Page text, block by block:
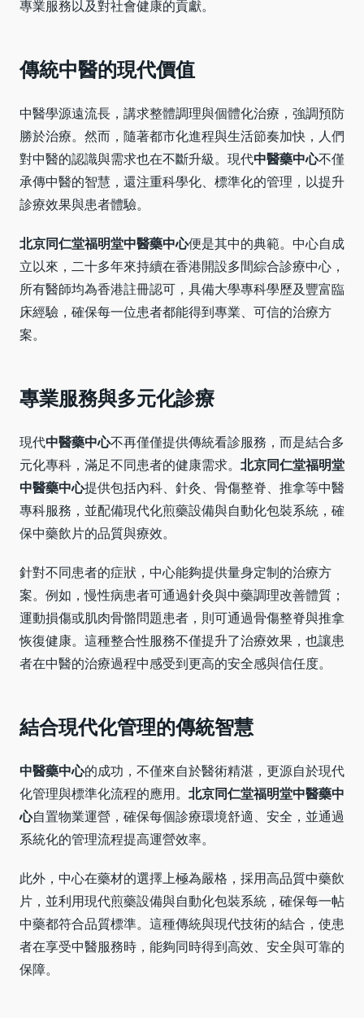
專業服務以及對社會健康的貢獻。
傳統中醫的現代價值
中醫學源遠流長，講求整體調理與個體化治療，強調預防
勝於治療。然而，隨著都市化進程與生活節奏加快，人們
對中醫的認識與需求也在不斷升級。現代中醫藥中心不僅
承傳中醫的智慧，還注重科學化、標準化的管理，以提升
診療效果與患者體驗。
北京同仁堂福明堂中醫藥中心便是其中的典範。中心自成
立以來，二十多年來持續在香港開設多間綜合診療中心，
所有醫師均為香港註冊認可，具備大學專科學歷及豐富臨
床經驗，確保每一位患者都能得到專業、可信的治療方
案。
專業服務與多元化診療
現代中醫藥中心不再僅僅提供傳統看診服務，而是結合多
元化專科，滿足不同患者的健康需求。 北京同仁堂福明堂
中醫藥中心提供包括內科、針灸、骨傷整脊、推拿等中醫
專科服務，並配備現代化煎藥設備與自動化包裝系統，確
保中藥飲片的品質與療效。
針對不同患者的症狀，中心能夠提供量身定制的治療方
案。例如，慢性病患者可通過針灸與中藥調理改善體質；
運動損傷或肌肉骨骼問題患者，則可通過骨傷整脊與推拿
恢復健康。這種整合性服務不僅提升了治療效果，也讓患
者在中醫的治療過程中感受到更高的安全感與信任度。
結合現代化管理的傳統智慧
中醫藥中心的成功，不僅來自於醫術精湛，更源自於現代
化管理與標準化流程的應用。 北京同仁堂福明堂中醫藥中
心自置物業運營，確保每個診療環境舒適、安全，並通過
系統化的管理流程提高運營效率。
此外，中心在藥材的選擇上極為嚴格，採用高品質中藥飲
片，並利用現代煎藥設備與自動化包裝系統，確保每一帖
中藥都符合品質標準。這種傳統與現代技術的結合，使患
者在享受中醫服務時，能夠同時得到高效、安全與可靠的
保障。